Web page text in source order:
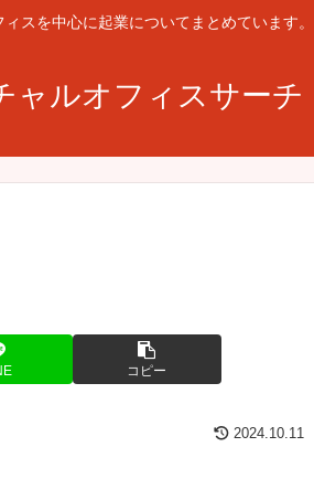
スを中心に起業についてまとめています。
ャルオフィスサーチ
コピー
2024.10.11